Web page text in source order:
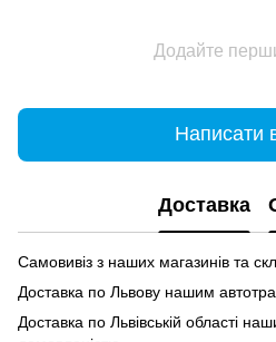
Додайте
Написати
Доставка
Самовивіз з наших магазинів та
Доставка по Львову нашим
Доставка по Львівській області